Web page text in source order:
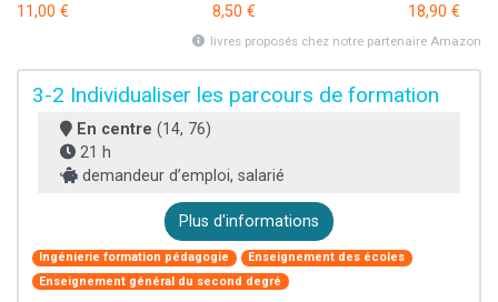
11,00 €
8,50 €
18,90 €
livres proposés chez notre partenaire Amazon
3-2 Individualiser les parcours de formation
En centre (14, 76)
21 h
demandeur d’emploi, salarié
Plus d'informations
Ingénierie formation pédagogie
Enseignement des écoles
Enseignement général du second degré